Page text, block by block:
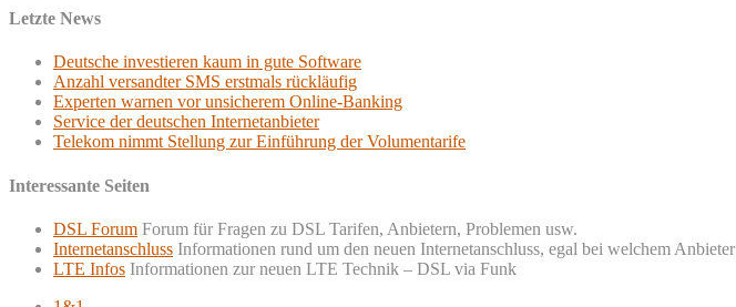
Letzte News
Deutsche investieren kaum in gute Software
Anzahl versandter SMS erstmals rückläufig
Experten warnen vor unsicherem Online-Banking
Service der deutschen Internetanbieter
Telekom nimmt Stellung zur Einführung der Volumentarife
Interessante Seiten
DSL Forum Forum für Fragen zu DSL Tarifen, Anbietern, Problemen usw.
Internetanschluss Informationen rund um den neuen Internetanschluss, egal bei welchem Anbieter
LTE Infos Informationen zur neuen LTE Technik – DSL via Funk